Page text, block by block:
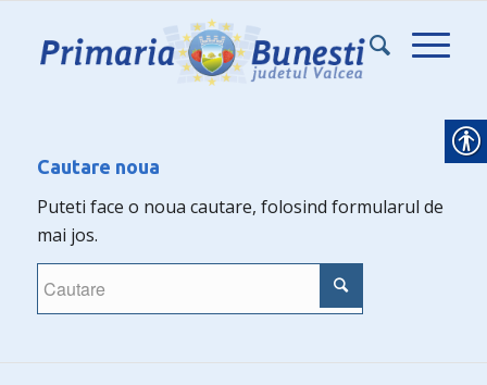
Cautare noua
Puteti face o noua cautare, folosind formularul de
mai jos.